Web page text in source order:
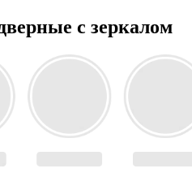
с зеркалом